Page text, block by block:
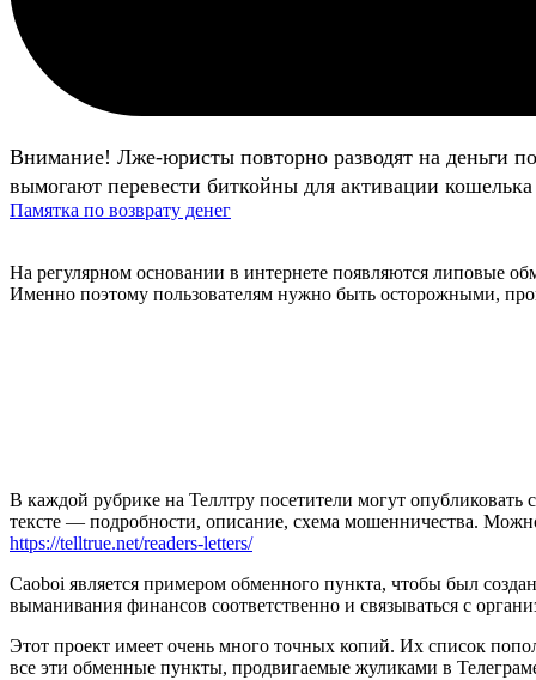
Внимание! Лже-юристы повторно разводят на деньги
вымогают перевести биткойны для активации
Памятка по возврату денег
На регулярном основании в интернете появляются липовые
Именно поэтому пользователям нужно быть осторожными,
В каждой рубрике на Теллтру посетители могут опубликовать
тексте — подробности, описание, схема мошенничества.
https://telltrue.net/readers-letters/
Caoboi является примером обменного пункта, чтобы был
выманивания финансов соответственно и связываться с
Этот проект имеет очень много точных копий. Их список
все эти обменные пункты, продвигаемые жуликами в